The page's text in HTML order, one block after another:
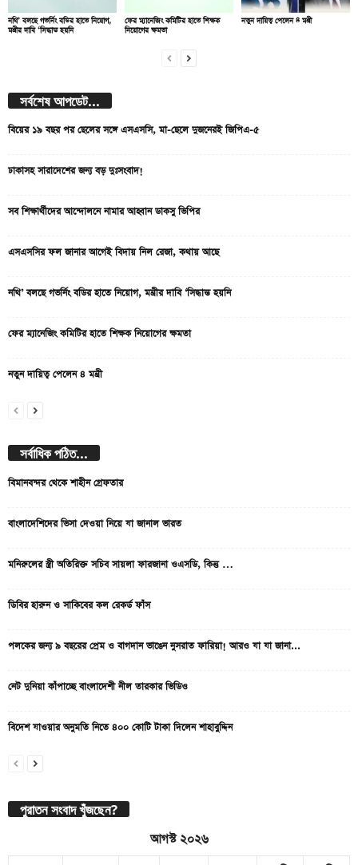
নথি’ বলছে গভর্নিং বডির হাতে নিয়োগ,
মন্ত্রীর দাবি ‘সিদ্ধান্ত হয়নি
ফের ম্যানেজিং কমিটির হাতে শিক্ষক
নিয়োগের ক্ষমতা
নতুন দায়িত্ব পেলেন ৪ মন্ত্রী
সর্বশেষ আপডেট...
বিয়ের ১৯ বছর পর ছেলের সঙ্গে এসএসসি, মা-ছেলে দুজনেরই জিপিএ-৫
ঢাকাসহ সারাদেশের জন্য বড় দুঃসংবাদ!
সব শিক্ষার্থীদের আন্দোলনে নামার আহ্বান ডাকসু ভিপির
এসএসসির ফল জানার আগেই বিদায় নিল রেজা, কথায় আছে
নথি’ বলছে গভর্নিং বডির হাতে নিয়োগ, মন্ত্রীর দাবি ‘সিদ্ধান্ত হয়নি
ফের ম্যানেজিং কমিটির হাতে শিক্ষক নিয়োগের ক্ষমতা
নতুন দায়িত্ব পেলেন ৪ মন্ত্রী
সর্বাধিক পঠিত...
বিমানবন্দর থেকে শাহীন গ্রেফতার
বাংলাদেশিদের ভিসা দেওয়া নিয়ে যা জানাল ভারত
মনিরুলের স্ত্রী অতিরিক্ত সচিব সায়লা ফারজানা ওএসডি, কিন্তু …
ডিবির হারুন ও সাকিবের কল রেকর্ড ফাঁস
পলকের জন্য ৯ বছরের প্রেম ও বাগদান ভাঙেন নুসরাত ফারিয়া! আরও যা যা জানা...
নেট দুনিয়া কাঁপাচ্ছে বাংলাদেশী নীল তারকার ভিডিও
বিদেশ যাওয়ার অনুমতি নিতে ৪০০ কোটি টাকা দিলেন শাহাবুদ্দিন
পুরাতন সংবাদ খুঁজছেন?
আগস্ট ২০২৬